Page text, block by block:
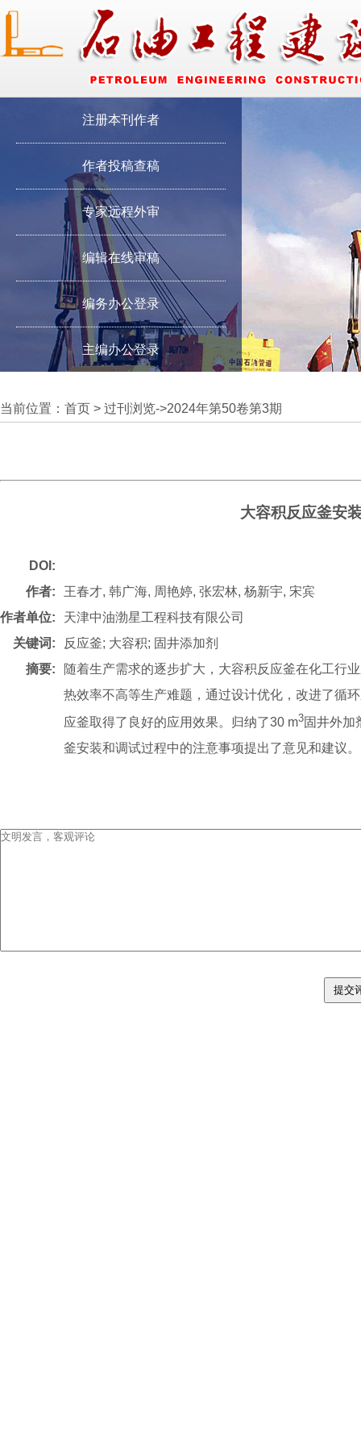
注册本刊作者
作者投稿查稿
专家远程外审
编辑在线审稿
编务办公登录
主编办公登录
当前位置： 首页 > 过刊浏览->2024年第50卷第3期
大容积反应釜安
DOI:
作者:
王春才, 韩广海, 周艳婷, 张宏林, 杨新宇, 宋宾
作者单位:
天津中油渤星工程科技有限公司
关键词:
反应釜; 大容积; 固井添加剂
摘要:
随着生产需求的逐步扩大，大容积反应釜在化工行
热效率不高等生产难题，通过设计优化，改进了循
应釜取得了良好的应用效果。归纳了30 m3固井外加
釜安装和调试过程中的注意事项提出了意见和建议。